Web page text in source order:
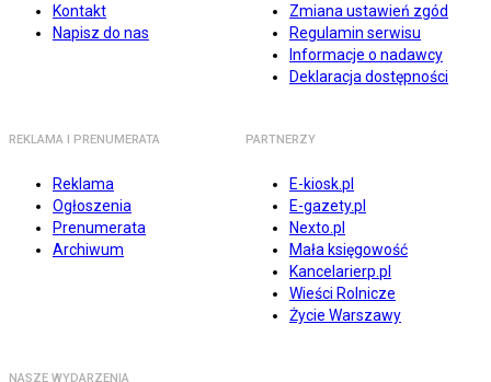
Kontakt
Napisz do nas
Zmiana ustawień zgód
Regulamin serwisu
Informacje o nadawcy
Deklaracja dostępności
REKLAMA I PRENUMERATA
Reklama
Ogłoszenia
Prenumerata
Archiwum
PARTNERZY
E-kiosk.pl
E-gazety.pl
Nexto.pl
Mała księgowość
Kancelarierp.pl
Wieści Rolnicze
Życie Warszawy
NASZE WYDARZENIA